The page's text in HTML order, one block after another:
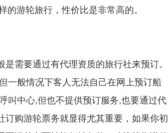
的游轮旅行，性价比是非常高的。
需要通过有代理资质的旅行社来预订。
一般情况下客人无法自己在网上预订船
叫中心,但也不提供预订服务,也要通过代
购游轮票务就显得尤其重要，如果你初